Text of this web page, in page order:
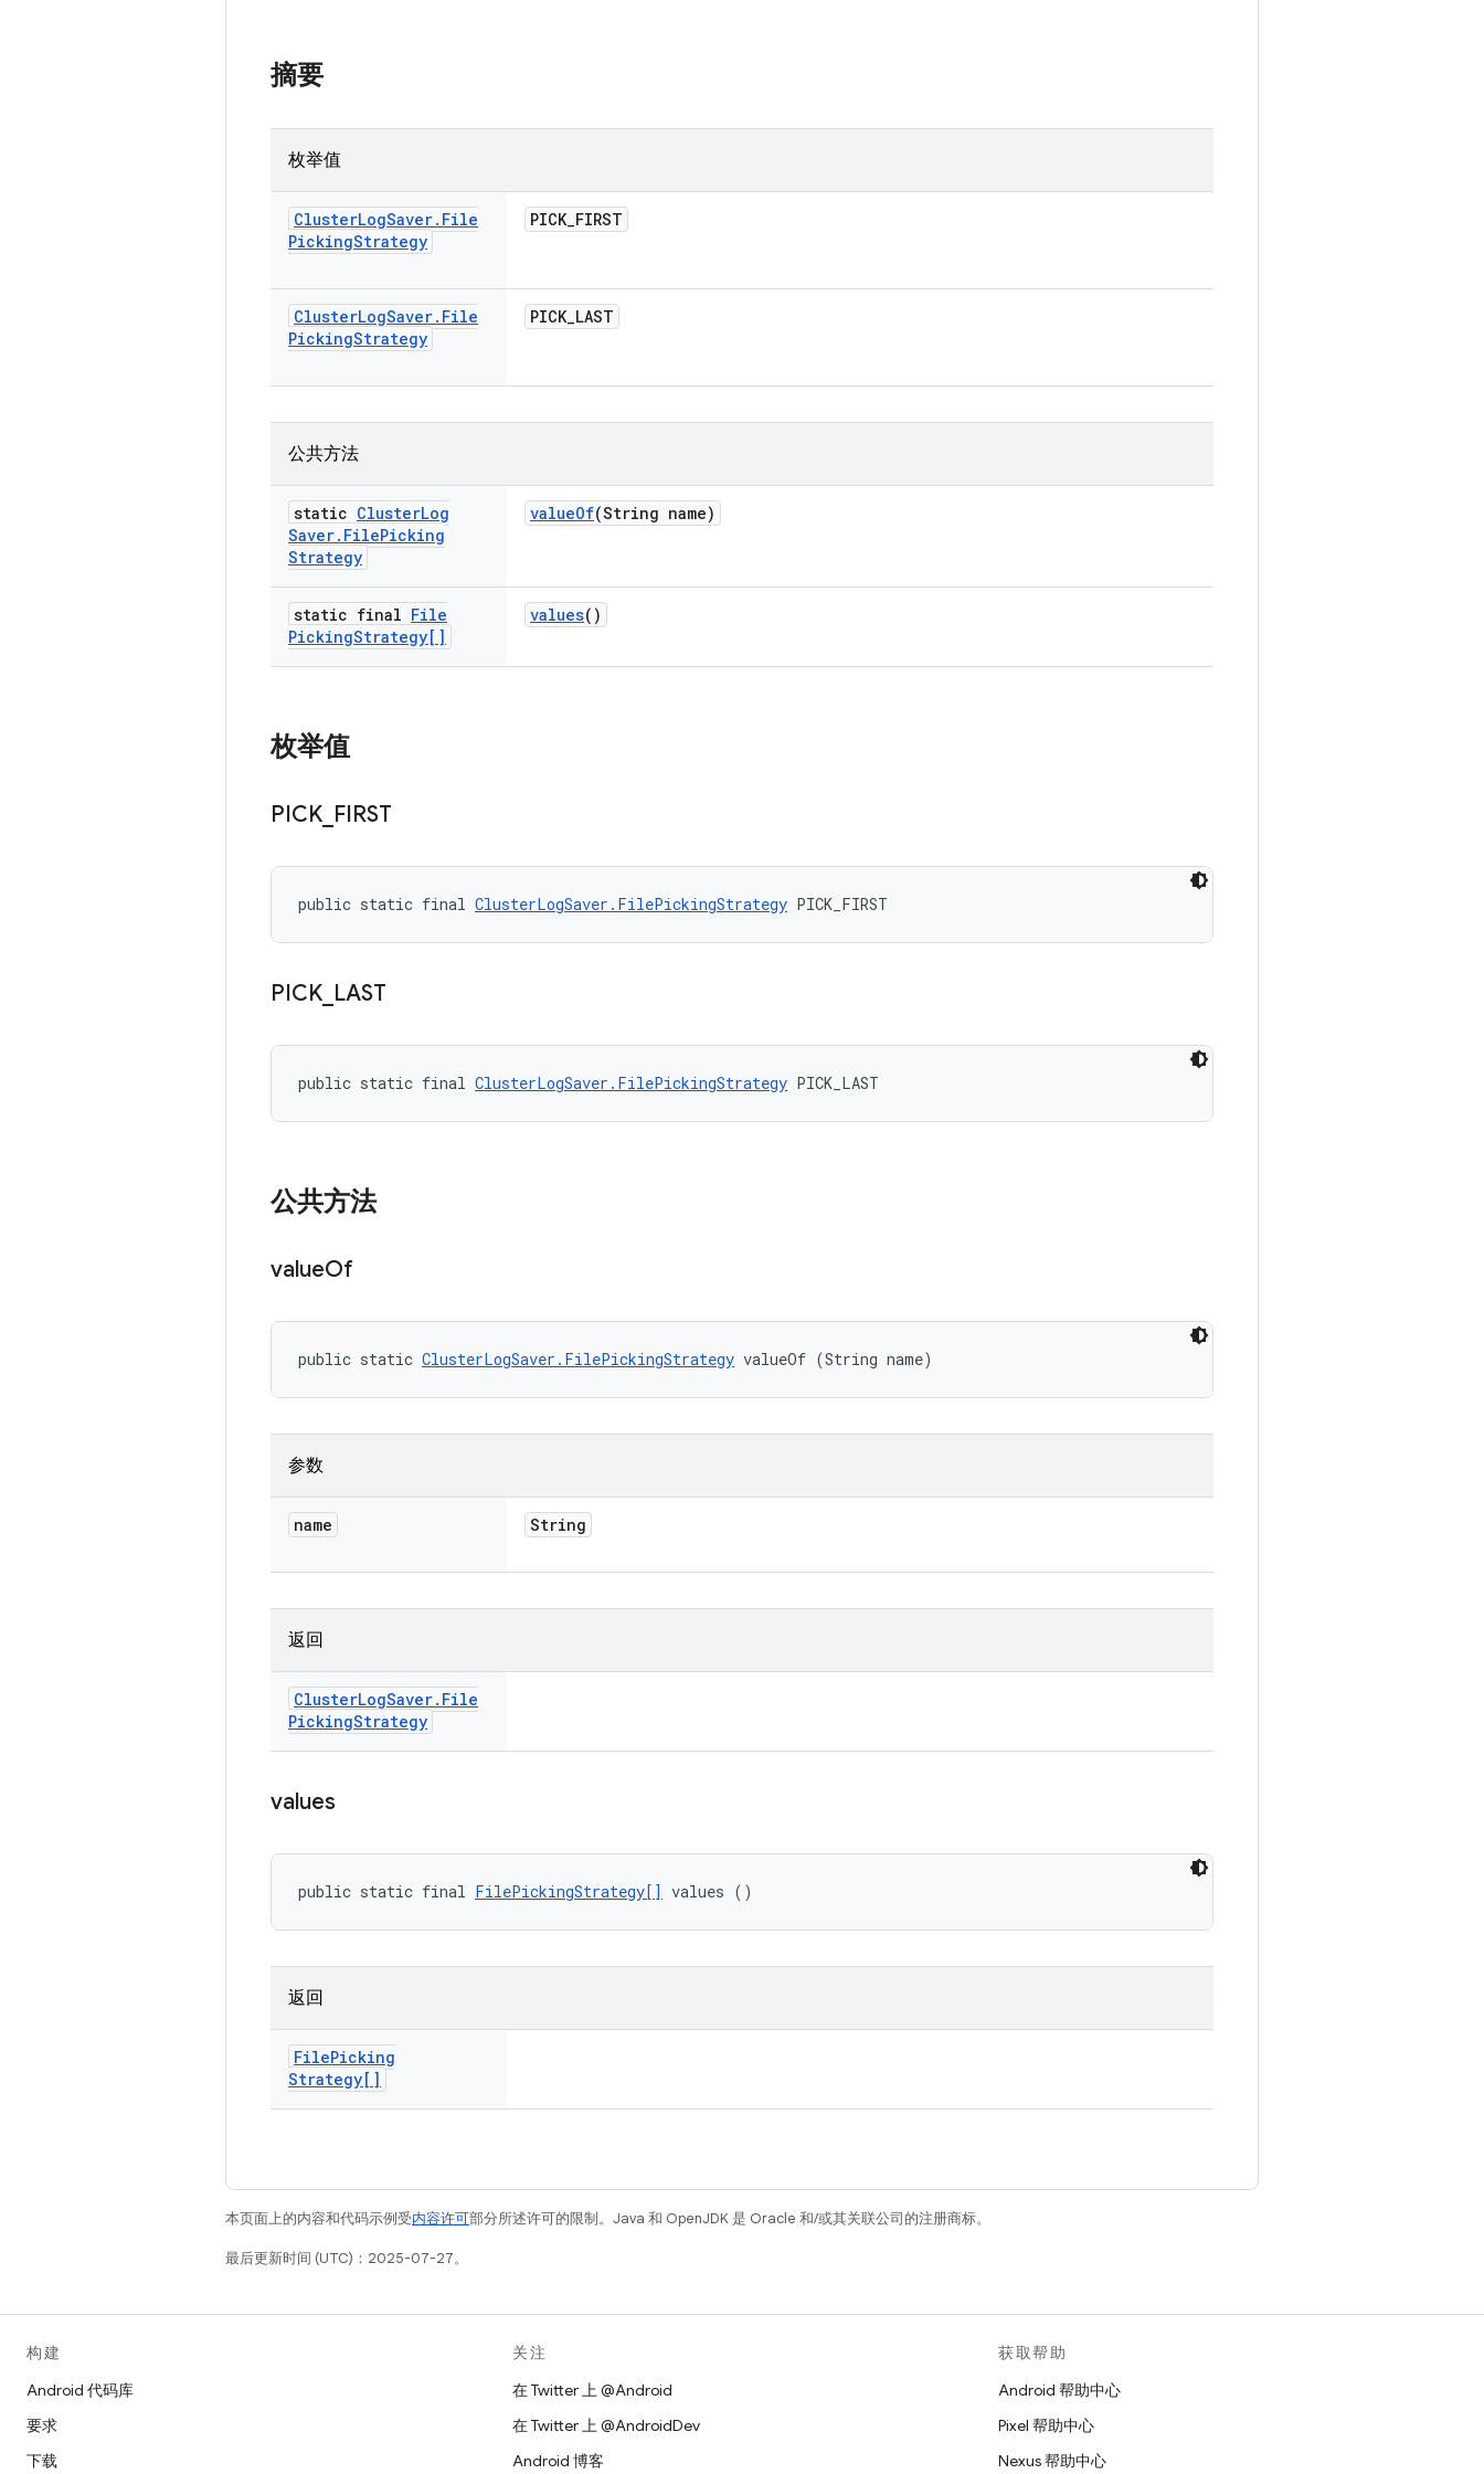
摘要
枚举值
ClusterLogSaver. File
PickingStrategy
PICK_FIRST
ClusterLogSaver. File
PickingStrategy
PICK_LAST
公共方法
static ClusterLog
Saver. FilePicking
Strategy
valueOf(String name)
static final File
PickingStrategy[]
values()
枚举值
PICK FIRST
public static final ClusterLogSaver.FilePickingStrategy PICK_FIRST
PICK LAST
public static final ClusterLogSaver.FilePickingStrategy PICK_LAST
公共方法
valueOf
public static ClusterLogSaver.FilePickingStrategy valueOf (String name)
参数
name String
返回
ClusterLogSaver. File
PickingStrategy
values
public static final FilePickingStrategy[] values ()
返回
FilePicking
Strategy[]
本页面上的内容和代码示例受内容许可部分所述许可的限制。Java 和 OpenJDK 是 Oracle 和/或其关联公司的注册商标。
最后更新时间 (UTC)：2025-07-27。
构建
Android 代码库
要求
下载
关注
在 Twitter 上 @Android
在 Twitter 上 @AndroidDev
Android 博客
获取帮助
Android 帮助中心
Pixel 帮助中心
Nexus 帮助中心